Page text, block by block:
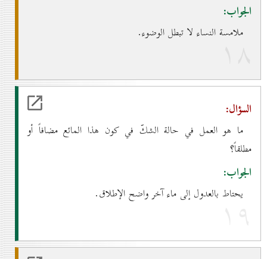
الجواب:
ملامسة النساء لا تبطل الوضوء.
۱۸
السؤال:
ما هو العمل في حالة الشكّ في كون هذا المائع مضافاً أو
مطلقاً؟
الجواب:
يحتاط بالعدول إلى ماء آخر واضح الإطلاق.
۱۹